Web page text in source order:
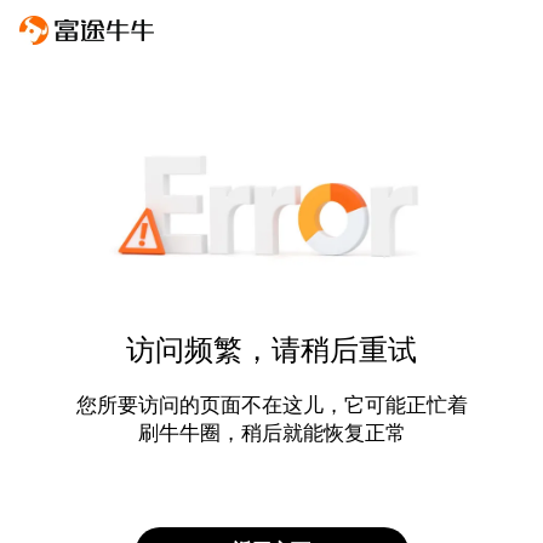
访问频繁，请稍后重试
您所要访问的页面不在这儿，它可能正忙着
刷牛牛圈，稍后就能恢复正常